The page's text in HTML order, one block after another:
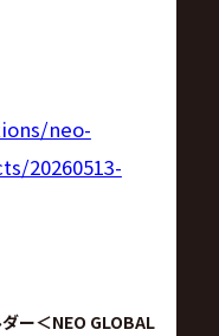
neo-
20260513-
ー＜NEO GLOBAL